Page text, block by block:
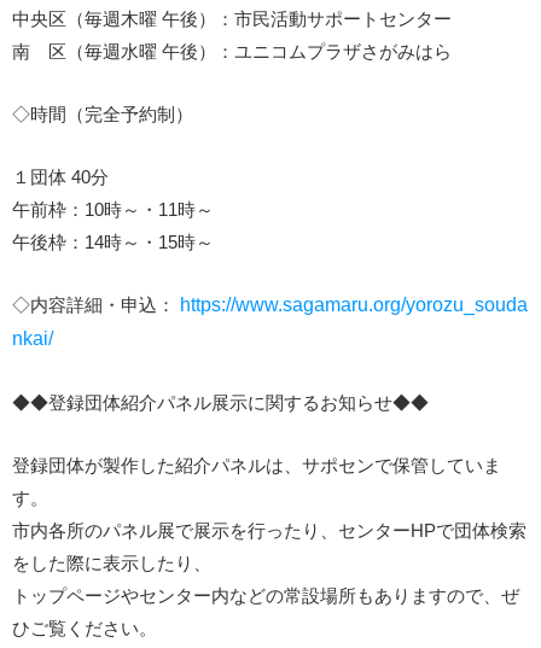
中央区（毎週木曜 午後）：市民活動サポートセンター
南 区（毎週水曜 午後）：ユニコムプラザさがみはら
◇時間（完全予約制）
１団体 40分
午前枠：10時～・11時～
午後枠：14時～・15時～
◇内容詳細・申込：
https://www.sagamaru.org/yorozu_souda
nkai/
◆◆登録団体紹介パネル展示に関するお知らせ◆◆
登録団体が製作した紹介パネルは、サポセンで保管していま
す。
市内各所のパネル展で展示を行ったり、センターHPで団体検索
をした際に表示したり、
トップページやセンター内などの常設場所もありますので、ぜ
ひご覧ください。